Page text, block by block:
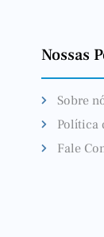
Nossas
Sobre
Política
Fale